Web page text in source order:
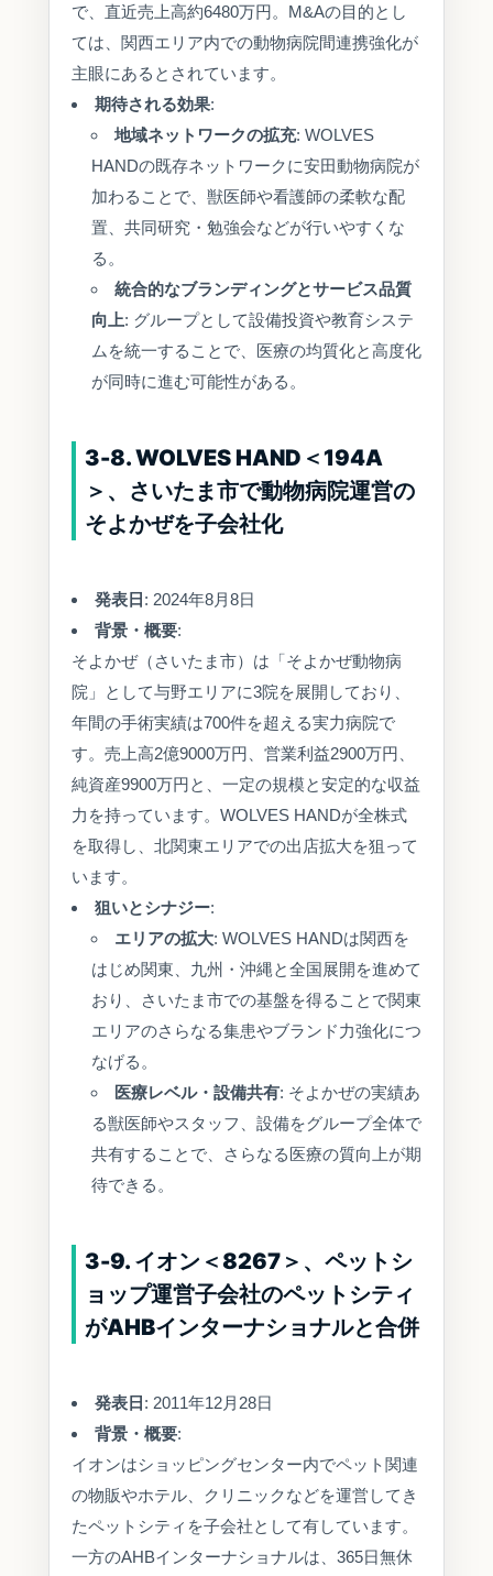
で、直近売上高約6480万円。M&Aの目的とし
ては、関西エリア内での動物病院間連携強化が
主眼にあるとされています。
期待される効果:
地域ネットワークの拡充: WOLVES
HANDの既存ネットワークに安田動物病院が
加わることで、獣医師や看護師の柔軟な配
置、共同研究・勉強会などが行いやすくな
る。
統合的なブランディングとサービス品質
向上: グループとして設備投資や教育システ
ムを統一することで、医療の均質化と高度化
が同時に進む可能性がある。
3-8. WOLVES HAND＜194A
＞、さいたま市で動物病院運営の
そよかぜを子会社化
発表日 : 2024年8月8日
背景・概要:
そよかぜ（さいたま市）は「そよかぜ動物病
院」として与野エリアに3院を展開しており、
年間の手術実績は700件を超える実力病院で
す。売上高2億9000万円、営業利益2900万円、
純資産9900万円と、一定の規模と安定的な収益
力を持っています。WOLVES HANDが全株式
を取得し、北関東エリアでの出店拡大を狙って
います。
狙いとシナジー:
エリアの拡大: WOLVES HANDは関西を
はじめ関東、九州・沖縄と全国展開を進めて
おり、さいたま市での基盤を得ることで関東
エリアのさらなる集患やブランド力強化につ
なげる。
医療レベル・設備共有: そよかぜの実績あ
る獣医師やスタッフ、設備をグループ全体で
共有することで、さらなる医療の質向上が期
待できる。
3-9. イオン＜8267＞、ペットシ
ョップ運営子会社のペットシティ
がAHBインターナショナルと合併
発表日 : 2011年12月28日
背景・概要:
イオンはショッピングセンター内でペット関連
の物販やホテル、クリニックなどを運営してき
たペットシティを子会社として有しています。
一方のAHBインターナショナルは、365日無休